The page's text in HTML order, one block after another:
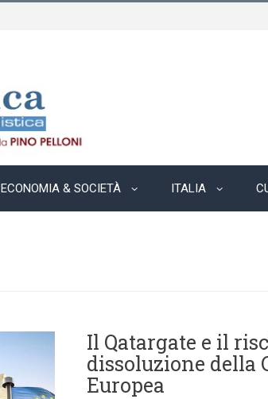
ECONOMIA & SOCIETÀ ITALIA
Il Qatargate e il
dissoluzione della
Europea